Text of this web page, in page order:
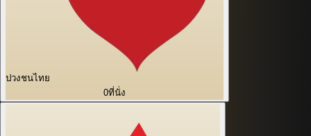
ปวงชนไทย
0ที่นั่ง